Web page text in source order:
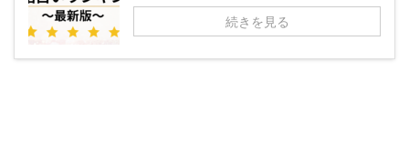
続きを見る